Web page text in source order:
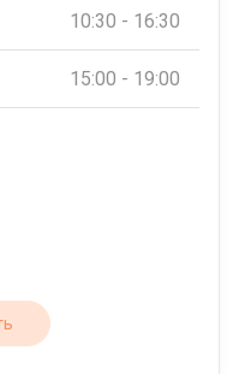
10:30 - 16:30
15:00 - 19:00